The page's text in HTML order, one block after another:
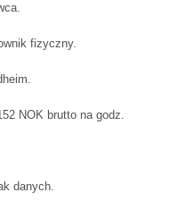
fizyczny.
NOK brutto na godz.
danych.